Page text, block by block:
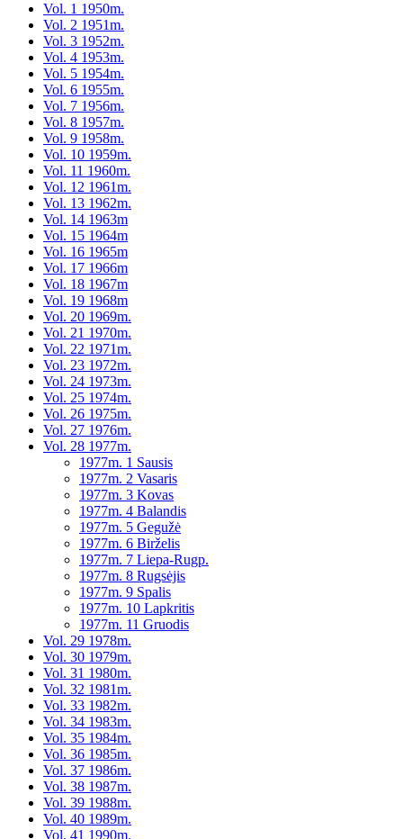
Vol. 1 1950m.
Vol. 2 1951m.
Vol. 3 1952m.
Vol. 4 1953m.
Vol. 5 1954m.
Vol. 6 1955m.
Vol. 7 1956m.
Vol. 8 1957m.
Vol. 9 1958m.
Vol. 10 1959m.
Vol. 11 1960m.
Vol. 12 1961m.
Vol. 13 1962m.
Vol. 14 1963m
Vol. 15 1964m
Vol. 16 1965m
Vol. 17 1966m
Vol. 18 1967m
Vol. 19 1968m
Vol. 20 1969m.
Vol. 21 1970m.
Vol. 22 1971m.
Vol. 23 1972m.
Vol. 24 1973m.
Vol. 25 1974m.
Vol. 26 1975m.
Vol. 27 1976m.
Vol. 28 1977m.
1977m. 1 Sausis
1977m. 2 Vasaris
1977m. 3 Kovas
1977m. 4 Balandis
1977m. 5 Gegužė
1977m. 6 Birželis
1977m. 7 Liepa-Rugp.
1977m. 8 Rugsėjis
1977m. 9 Spalis
1977m. 10 Lapkritis
1977m. 11 Gruodis
Vol. 29 1978m.
Vol. 30 1979m.
Vol. 31 1980m.
Vol. 32 1981m.
Vol. 33 1982m.
Vol. 34 1983m.
Vol. 35 1984m.
Vol. 36 1985m.
Vol. 37 1986m.
Vol. 38 1987m.
Vol. 39 1988m.
Vol. 40 1989m.
Vol. 41 1990m.